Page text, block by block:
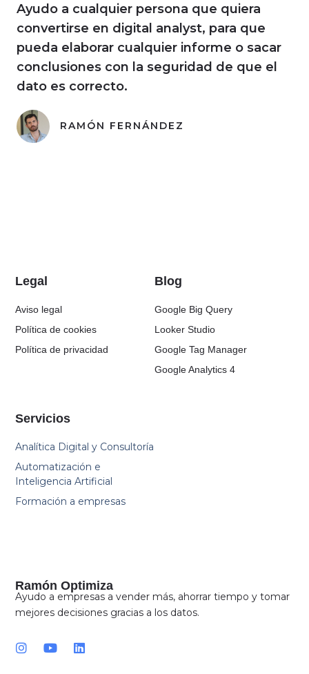
Ayudo a cualquier persona que quiera
convertirse en digital analyst, para que
pueda elaborar cualquier informe o sacar
conclusiones con la seguridad de que el
dato es correcto.
RAMÓN FERNÁNDEZ
Ramón Optimiza
Ayudo a empresas a vender más, ahorrar tiempo y tomar
mejores decisiones gracias a los datos.
I
Y
L
Servicios
Analítica Digital y Consultoría
Automatización e
Inteligencia Artificial
Formación a empresas
Blog
Google Big Query
Looker Studio
Google Tag Manager
Google Analytics 4
Legal
Aviso legal
Política de cookies
Política de privacidad